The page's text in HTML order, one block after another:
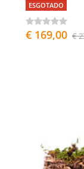
ESGOTADO
€ 169,00 €